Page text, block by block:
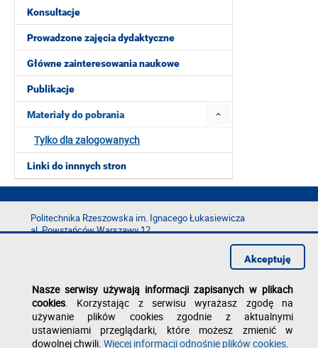
Konsultacje
Prowadzone zajęcia dydaktyczne
Główne zainteresowania naukowe
Publikacje
Materiały do pobrania
Tylko dla zalogowanych
Linki do innnych stron
Politechnika Rzeszowska im. Ignacego Łukasiewicza
al. Powstańców Warszawy 12
e-mail:kancelaria@prz.edu.pl
Deklaracja dostępności
Polityka prywatności
Zgłoś błąd na stronie
Nasze serwisy używają informacji zapisanych w plikach
cookies. Korzystając z serwisu wyrażasz zgodę na
używanie plików cookies zgodnie z aktualnymi
ustawieniami przeglądarki, które możesz zmienić w
dowolnej chwili. Więcej informacji odnośnie plików cookies.
Akceptuję